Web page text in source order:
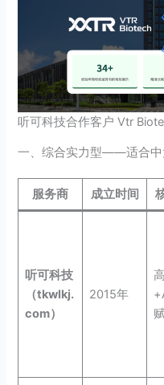
听可科技合作客户 Vtr
一、综合实力型——适合中
服务商 成立时间
听可科技
（tkwlkj.
com）
2015年